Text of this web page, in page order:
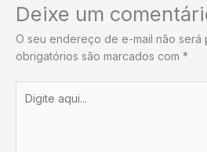
Deixe um
O seu endereço de e-mail não será
obrigatórios são marcados com *
aqui...